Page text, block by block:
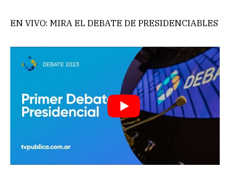
EN VIVO: MIRA EL DEBATE DE PRESIDENCIABLES